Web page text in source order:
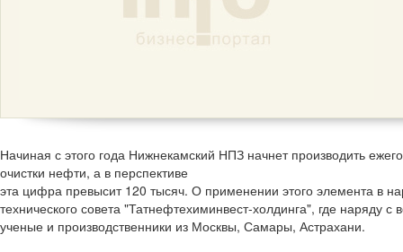
Начиная с этого года Нижнекамский НПЗ начнет производить
очистки нефти, а в перспективе
эта цифра превысит 120 тысяч. О применении этого элемента в
технического совета "Татнефтехиминвест-холдинга", где наряду
ученые и производственники из Москвы, Самары, Астрахани.